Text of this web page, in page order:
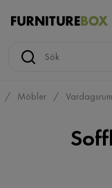
Möbler Vardagsrum